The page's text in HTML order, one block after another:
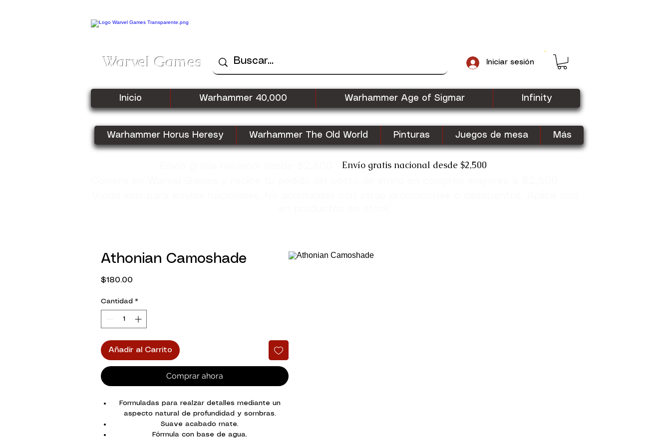
Warvel Games Iniciar sesión
Inicio Warhammer 40,000 Warhammer Age of Sigmar Infinity
Warhammer Horus Heresy Warhammer The Old World Pinturas Juegos de mesa Más
Envío gratis nacional desde $2,500
Athonian Camoshade
$180.00
Cantidad *
Añadir al Carrito
Comprar ahora
Formuladas para realzar detalles mediante un
aspecto natural de profundidad y sombras.
Suave acabado mate.
Fórmula con base de agua.